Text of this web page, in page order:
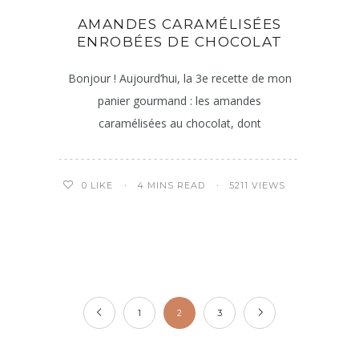
AMANDES CARAMÉLISÉES
ENROBÉES DE CHOCOLAT
Bonjour ! Aujourd’hui, la 3e recette de mon
panier gourmand : les amandes
caramélisées au chocolat, dont
0 LIKE 4 MINS READ 5211 VIEWS
1 2 3